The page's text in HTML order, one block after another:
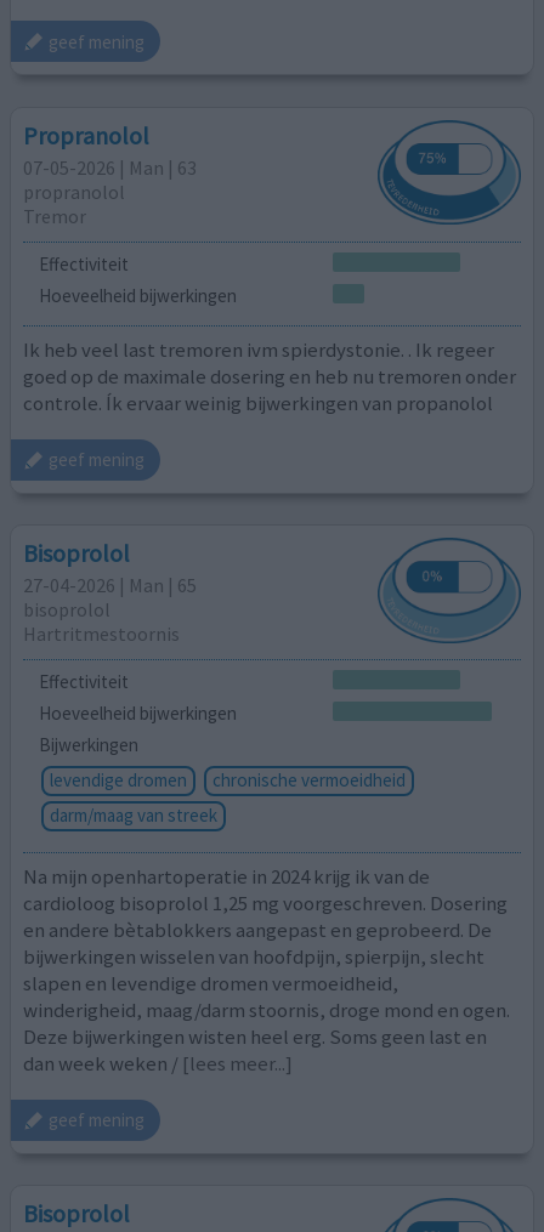
geef mening
Propranolol
07-05-2026 | Man | 63
propranolol
Tremor
Effectiviteit
Hoeveelheid bijwerkingen
Ik heb veel last tremoren ivm spierdystonie. . Ik regeer
goed op de maximale dosering en heb nu tremoren onder
controle. Ík ervaar weinig bijwerkingen van propanolol
geef mening
Bisoprolol
27-04-2026 | Man | 65
bisoprolol
Hartritmestoornis
Effectiviteit
Hoeveelheid bijwerkingen
Bijwerkingen
levendige dromen
chronische vermoeidheid
darm/maag van streek
Na mijn openhartoperatie in 2024 krijg ik van de
cardioloog bisoprolol 1,25 mg voorgeschreven. Dosering
en andere bètablokkers aangepast en geprobeerd. De
bijwerkingen wisselen van hoofdpijn, spierpijn, slecht
slapen en levendige dromen vermoeidheid,
winderigheid, maag/darm stoornis, droge mond en ogen.
Deze bijwerkingen wisten heel erg. Soms geen last en
dan week weken / [lees meer...]
geef mening
Bisoprolol